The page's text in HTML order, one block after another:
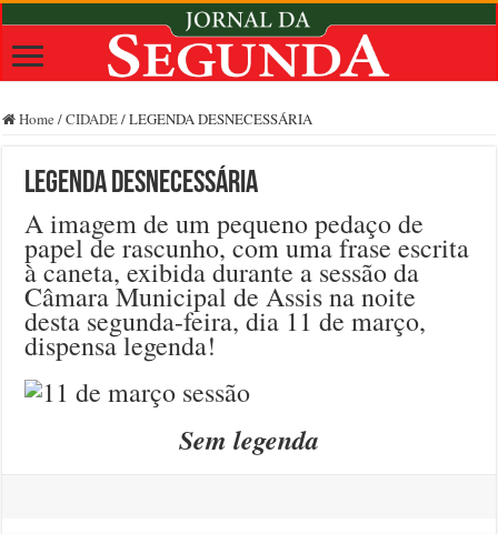
Home /CIDADE/LEGENDA DESNECESSÁRIA
LEGENDA DESNECESSÁRIA
A imagem de um pequeno pedaço de
papel de rascunho, com uma frase escrita
à caneta, exibida durante a sessão da
Câmara Municipal de Assis na noite
desta segunda-feira, dia 11 de março,
dispensa legenda!
Sem legenda